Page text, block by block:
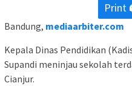
Print
Bandung, mediaarbiter.com
Kepala Dinas Pendidikan
Supandi meninjau sekolah
Cianjur.